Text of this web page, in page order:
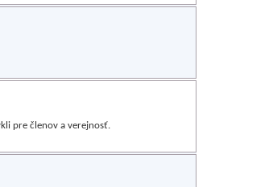
pre členov a verejnosť.